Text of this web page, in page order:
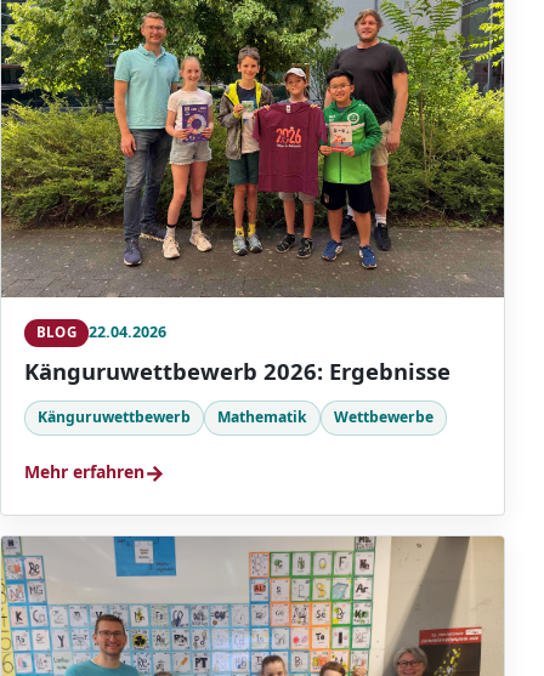
BLOG 22.04.2026
Känguruwettbewerb 2026: Ergebnisse
Känguruwettbewerb Mathematik Wettbewerbe
Mehr erfahren→